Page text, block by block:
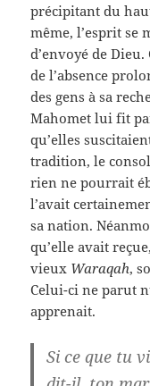
précipitant du
même, l’esprit se
d’envoyé de
de l’absence
des gens à sa
Mahomet lui fit
qu’elles
tradition, le
rien ne pourrait
l’avait
sa nation.
qu’elle avait
vieux Waraqah,
Celui-ci ne parut
apprenait.
Si ce que tu